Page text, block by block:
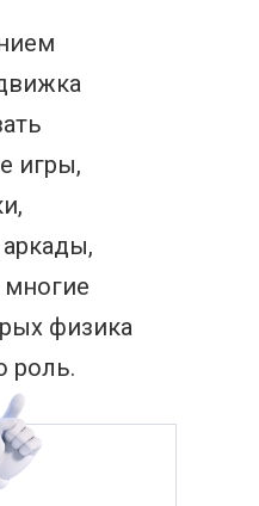
игры,
физика
роль.